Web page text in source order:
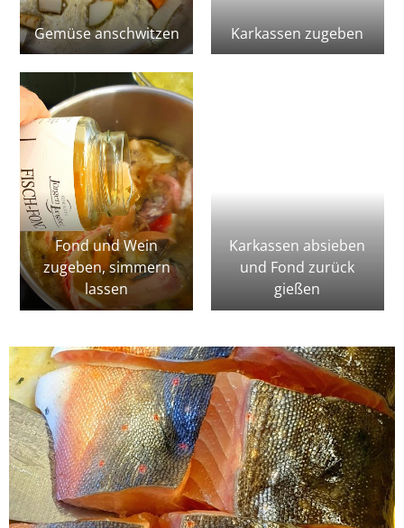
Gemüse anschwitzen Karkassen zugeben
Fond und Wein
zugeben, simmern
lassen
Karkassen absieben
und Fond zurück
gießen